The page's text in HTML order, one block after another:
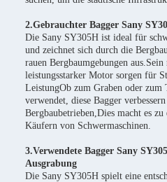
2.Gebrauchter Bagger Sany
Die Sany SY305H ist ideal für
und zeichnet sich durch die
rauen Bergbaumgebungen
leistungsstarker Motor sorgen für
LeistungOb zum Graben oder
verwendet, diese Bagger
Bergbaubetrieben,Dies macht es
Käufern von Schwermaschinen.
3.Verwendete Bagger Sany
Ausgrabung
Die Sany SY305H spielt eine